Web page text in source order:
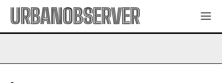
URBANOBSERVER